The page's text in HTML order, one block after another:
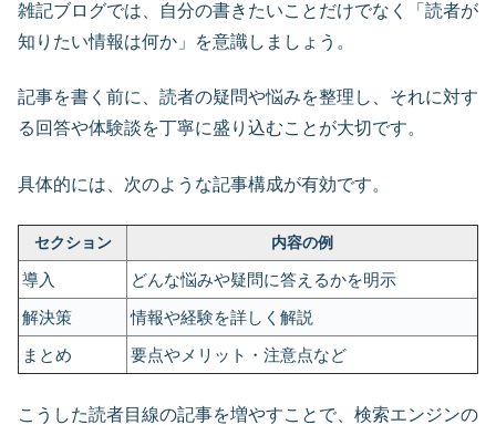
雑記ブログでは、自分の書きたいことだけでなく「読者が
知りたい情報は何か」を意識しましょう。
記事を書く前に、読者の疑問や悩みを整理し、それに対す
る回答や体験談を丁寧に盛り込むことが大切です。
具体的には、次のような記事構成が有効です。
セクション 内容の例
導入
どんな悩みや疑問に答えるかを明示
解決策
情報や経験を詳しく解説
まとめ
要点やメリット・注意点など
こうした読者目線の記事を増やすことで、検索エンジンの